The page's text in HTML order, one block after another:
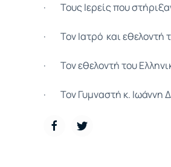
· Τους Ιερείς που
· Τον Ιατρό και εθελοντή
· Τον εθελοντή του
· Τον Γυμναστή κ. Ιωάννη